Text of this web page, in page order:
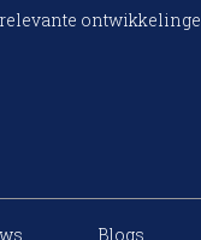
Blogs